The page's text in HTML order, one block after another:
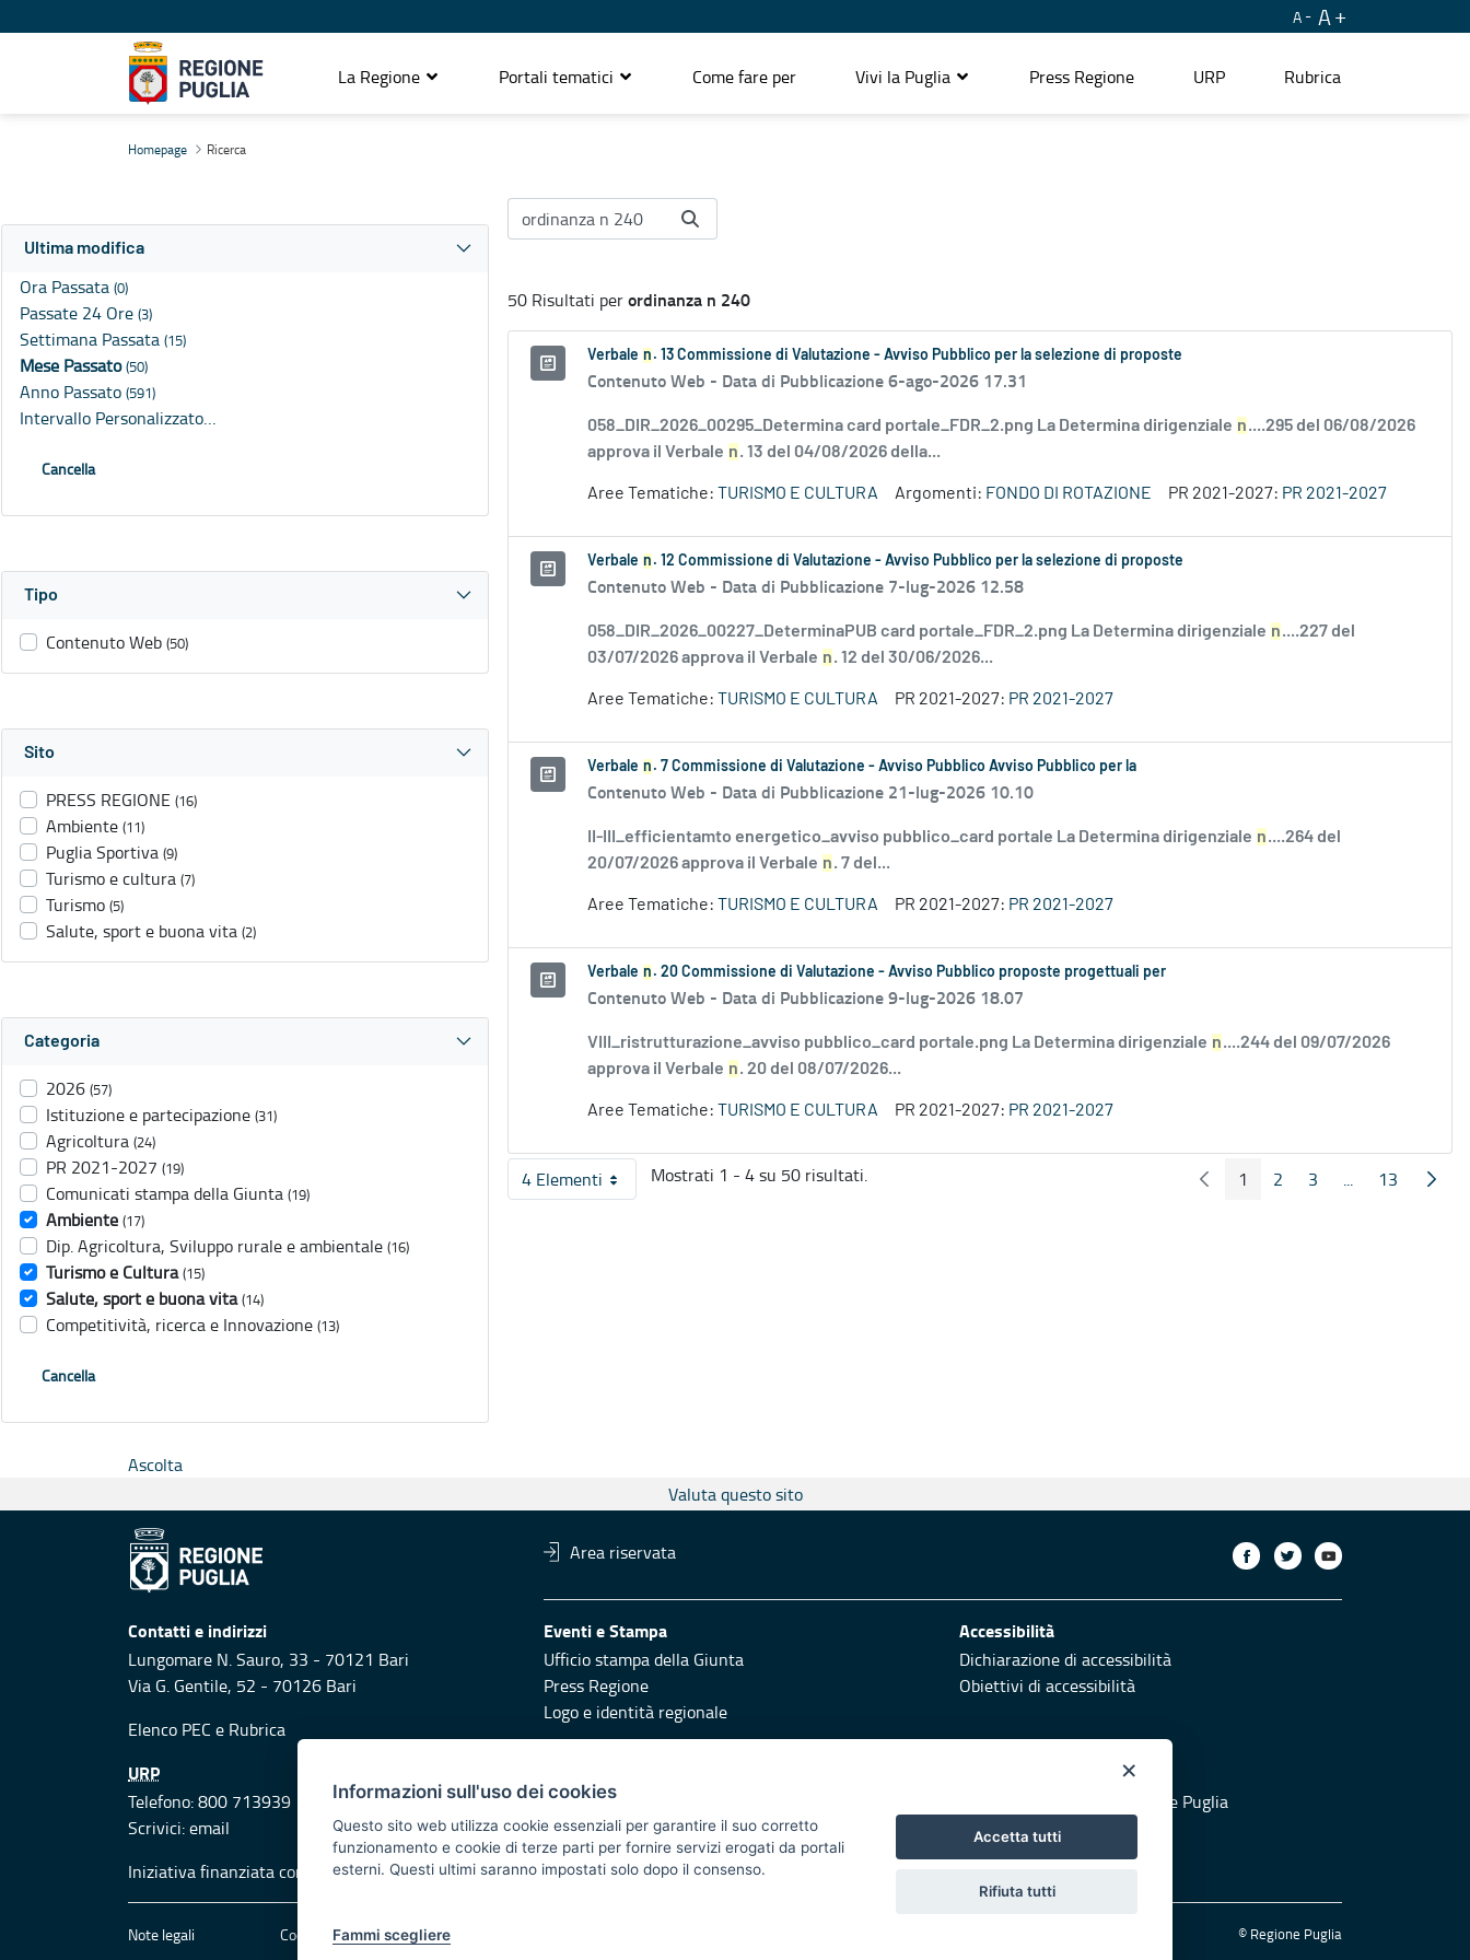
A A
La Regione Portali tematici Come fare per Vivi la Puglia Press Regione URP Rubrica
Homepage Ricerca
Ultima modifica
Ora Passata (0)
Passate 24 Ore (3)
Settimana Passata (15)
Mese Passato(50)
Anno Passato (591)
Intervallo Personalizzato…
Cancella
Tipo
Contenuto Web (50)
Sito
PRESS REGIONE (16)
Ambiente (11)
Puglia Sportiva (9)
Turismo e cultura (7)
Turismo (5)
Salute, sport e buona vita (2)
Categoria
2026 (57)
Istituzione e partecipazione (31)
Agricoltura (24)
PR 2021-2027 (19)
Comunicati stampa della Giunta (19)
Ambiente (17)
Dip. Agricoltura, Sviluppo rurale e ambientale (16)
Turismo e Cultura (15)
Salute, sport e buona vita (14)
Competitività, ricerca e Innovazione (13)
Cancella
50 Risultati perordinanza n 240
Verbale n . 13 Commissione di Valutazione - Avviso Pubblico per la selezione di proposte
Contenuto Web - Data di Pubblicazione 6-ago-2026 17.31
058_DIR_2026_00295_Determina card portale_FDR_2.png La Determina dirigenziale n....295 del 06/08/2026
approva il Verbale n. 13 del 04/08/2026 della...
Aree Tematiche: TURISMO E CULTURA Argomenti: FONDO DI ROTAZIONE PR 2021-2027: PR 2021-2027
Verbale n . 12 Commissione di Valutazione - Avviso Pubblico per la selezione di proposte
Contenuto Web - Data di Pubblicazione 7-lug-2026 12.58
058_DIR_2026_00227_DeterminaPUB card portale_FDR_2.png La Determina dirigenziale n....227 del
03/07/2026 approva il Verbale n. 12 del 30/06/2026...
Aree Tematiche: TURISMO E CULTURA PR 2021-2027: PR 2021-2027
Verbale n . 7 Commissione di Valutazione - Avviso Pubblico Avviso Pubblico per la
Contenuto Web - Data di Pubblicazione 21-lug-2026 10.10
II-III_efficientamto energetico_avviso pubblico_card portale La Determina dirigenziale n....264 del
20/07/2026 approva il Verbale n. 7 del...
Aree Tematiche: TURISMO E CULTURA PR 2021-2027: PR 2021-2027
Verbale n . 20 Commissione di Valutazione - Avviso Pubblico proposte progettuali per
Contenuto Web - Data di Pubblicazione 9-lug-2026 18.07
VIII_ristrutturazione_avviso pubblico_card portale.png La Determina dirigenziale n....244 del 09/07/2026
approva il Verbale n. 20 del 08/07/2026...
Aree Tematiche: TURISMO E CULTURA PR 2021-2027: PR 2021-2027
4 ElementiPer pagina
Mostrati 1 - 4 su 50 risultati. Pagina Precedente
Pagina
1 Pagina
2 Pagina
3 ...
PaginePagina
13
Ascolta
Valuta questo sito
Area riservata
Contatti e indirizzi
Lungomare N. Sauro, 33 - 70121 Bari
Via G. Gentile, 52 - 70126 Bari
Elenco PEC e Rubrica
Eventi e Stampa
Ufficio stampa della Giunta
Press Regione
Logo e identità regionale
Accessibilità
Dichiarazione di accessibilità
Obiettivi di accessibilità
URP
Telefono: 800 713939
Scrivici:email
Responsabili di pubblicazione Vai al sito di Protezione Civile Puglia
Iniziativa finanziata con risorse del POR Puglia 2014/2020 - Asse XI
Note legali Cookie e privacy © Regione Puglia
×
Informazioni sull'uso dei cookies
Questo sito web utilizza cookie essenziali per garantire il suo corretto
funzionamento e cookie di terze parti per fornire servizi erogati da portali
esterni. Questi ultimi saranno impostati solo dopo il consenso.
Fammi scegliere
Accetta tutti
Rifiuta tutti